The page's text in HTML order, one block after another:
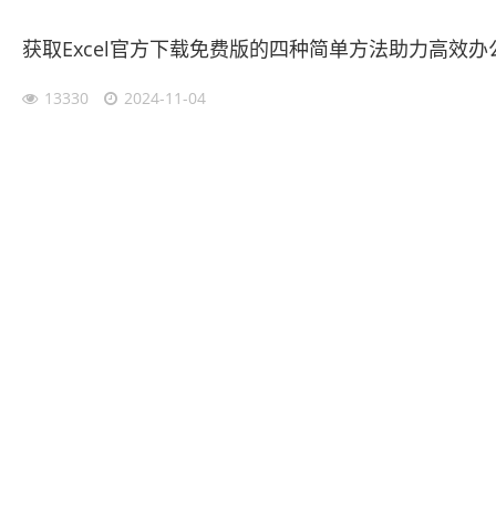
获取Excel官方下载免费版的四种简单方法助力高效办
13330 2024-11-04